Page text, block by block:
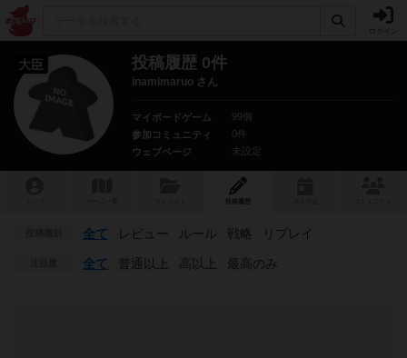
大臣 投稿履歴 0件
inamimaruo さん
マイボードゲーム
99個
参加コミュニティ
0件
ウェブページ
未設定
投稿履歴
全て レビュー ルール 戦略 リプレイ
全て 普通以上 高以上 最高のみ